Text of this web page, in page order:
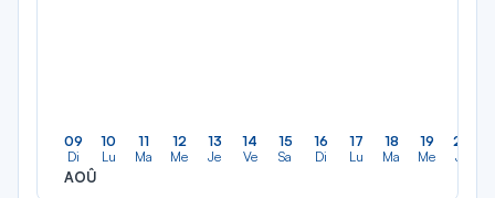
09
Di
AOÛ
10
Lu
11
Ma
12
Me
13
Je
14
Ve
15
Sa
16
Di
17
Lu
18
Ma
19
Me
20
Je